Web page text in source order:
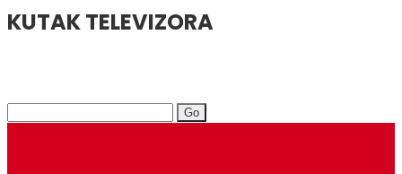
KUTAK TELEVIZORA
Search